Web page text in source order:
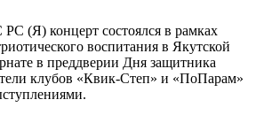
(Я) концерт состоялся в рамках
воспитания в Якутской
в преддверии Дня защитника
клубов «Квик-Степ» и «ПоПарам»